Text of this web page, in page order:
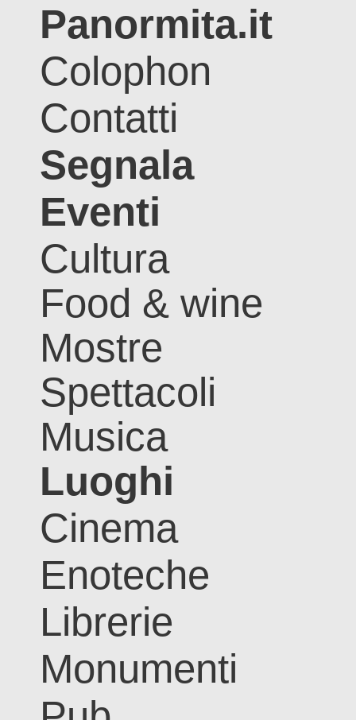
Panormita.it
Colophon
Contatti
Segnala
Eventi
Cultura
Food & wine
Mostre
Spettacoli
Musica
Luoghi
Cinema
Enoteche
Librerie
Monumenti